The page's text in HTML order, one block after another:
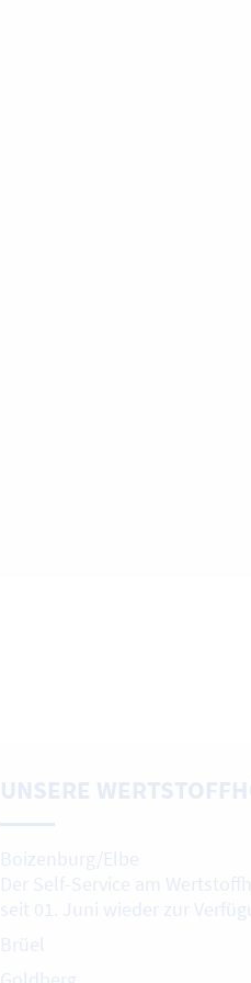
UNSERE
Boizenburg/Elbe
Der Self-Service am
seit 01. Juni wieder zur
Brüel